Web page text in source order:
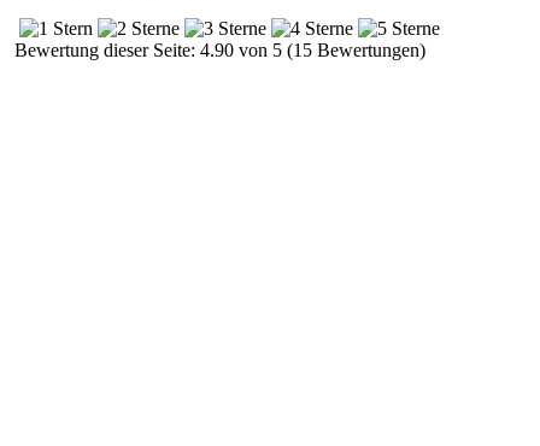
Bewertung dieser Seite: 4.90 von 5 (15 Bewertungen)